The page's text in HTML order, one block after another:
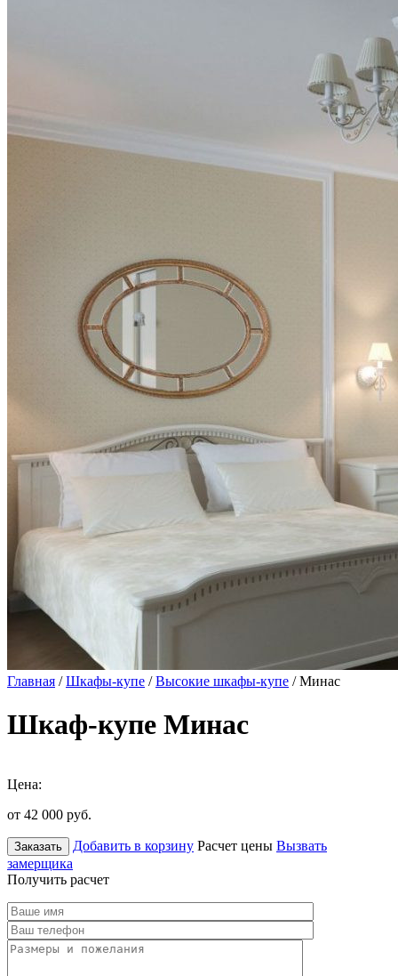
Главная /Шкафы-купе /Высокие шкафы-купе / Минас
Шкаф-купе Минас
Цена:
от 42 000 руб.
Заказать Добавить в корзину Расчет цены Вызвать
замерщика
Получить расчет